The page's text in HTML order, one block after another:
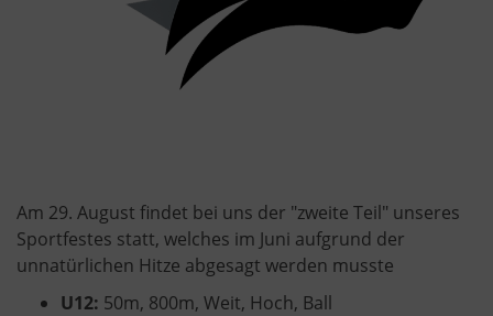
Am 29. August findet bei uns der "zweite Teil" unseres
Sportfestes statt, welches im Juni aufgrund der
unnatürlichen Hitze abgesagt werden musste
U12: 50m, 800m, Weit, Hoch, Ball